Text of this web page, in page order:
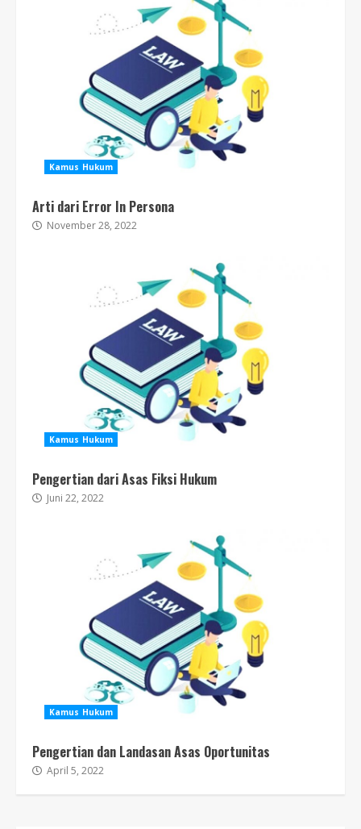
Kamus Hukum
Arti dari Error In Persona
November 28, 2022
Kamus Hukum
Pengertian dari Asas Fiksi Hukum
Juni 22, 2022
Kamus Hukum
Pengertian dan Landasan Asas Oportunitas
April 5, 2022